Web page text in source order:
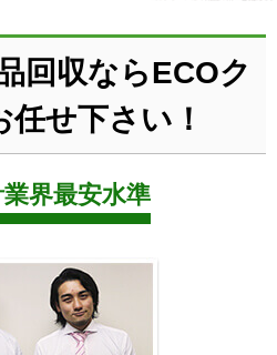
回収ならECOク
任せ下さい！
界最安水準